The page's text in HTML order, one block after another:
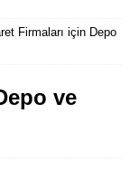
Firmaları için Depo
ve